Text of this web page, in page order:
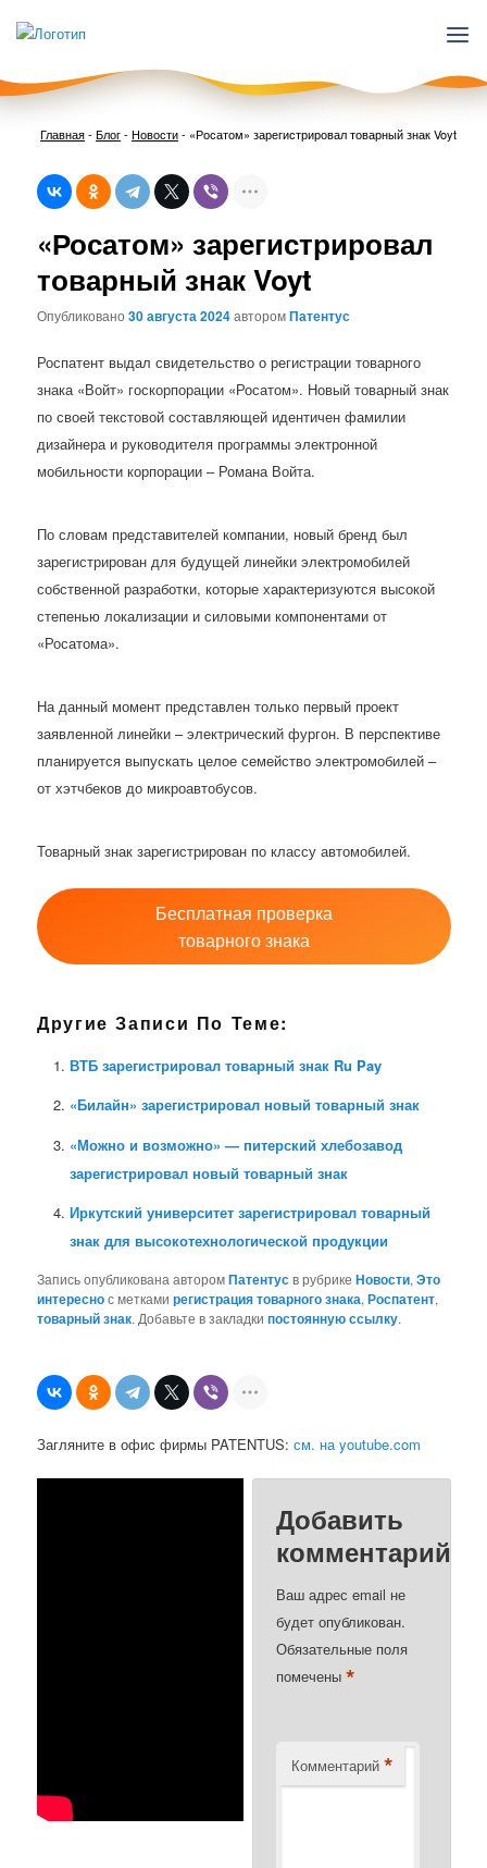
Главная-Блог- Новости- «Росатом» зарегистрировал товарный знак Voyt
«Росатом» зарегистрировал
товарный знак Voyt
Опубликовано30 августа 2024авторомПатентус
Роспатент выдал свидетельство о регистрации товарного
знака «Войт» госкорпорации «Росатом». Новый товарный знак
по своей текстовой составляющей идентичен фамилии
дизайнера и руководителя программы электронной
мобильности корпорации – Романа Войта.
По словам представителей компании, новый бренд был
зарегистрирован для будущей линейки электромобилей
собственной разработки, которые характеризуются высокой
степенью локализации и силовыми компонентами от
«Росатома».
На данный момент представлен только первый проект
заявленной линейки – электрический фургон. В перспективе
планируется выпускать целое семейство электромобилей –
от хэтчбеков до микроавтобусов.
Товарный знак зарегистрирован по классу автомобилей.
Бесплатная проверка
товарного знака
Другие Записи По Теме:
ВТБ зарегистрировал товарный знак Ru Pay
«Билайн» зарегистрировал новый товарный знак
«Можно и возможно» — питерский хлебозавод
зарегистрировал новый товарный знак
Иркутский университет зарегистрировал товарный
знак для высокотехнологической продукции
Запись опубликована авторомПатентусв рубрикеНовости,Это
интереснос меткамирегистрация товарного знака,Роспатент,
товарный знак. Добавьте в закладкипостоянную ссылку.
Загляните в офис фирмы PATENTUS:см. на youtube.com
Добавить
комментарий
Ваш адрес email не
будет опубликован.
Обязательные поля
помечены*
Комментарий *